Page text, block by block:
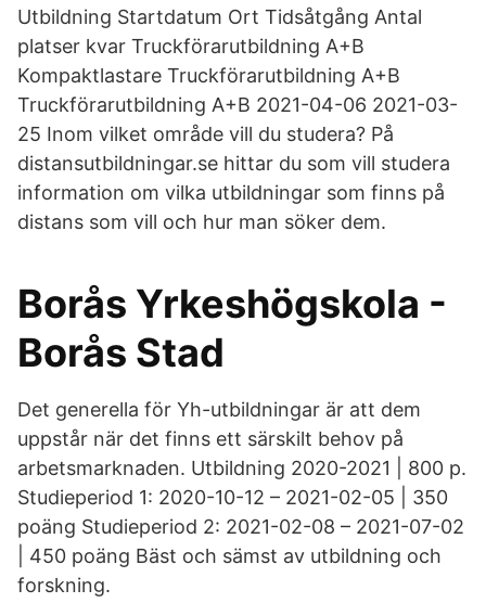
Utbildning Startdatum Ort Tidsåtgång Antal
platser kvar Truckförarutbildning A+B
Kompaktlastare Truckförarutbildning A+B
Truckförarutbildning A+B 2021-04-06 2021-03-
25 Inom vilket område vill du studera? På
distansutbildningar.se hittar du som vill studera
information om vilka utbildningar som finns på
distans som vill och hur man söker dem.
Borås Yrkeshögskola -
Borås Stad
Det generella för Yh-utbildningar är att dem
uppstår när det finns ett särskilt behov på
arbetsmarknaden. Utbildning 2020-2021 | 800 p.
Studieperiod 1: 2020-10-12 – 2021-02-05 | 350
poäng Studieperiod 2: 2021-02-08 – 2021-07-02
| 450 poäng Bäst och sämst av utbildning och
forskning.